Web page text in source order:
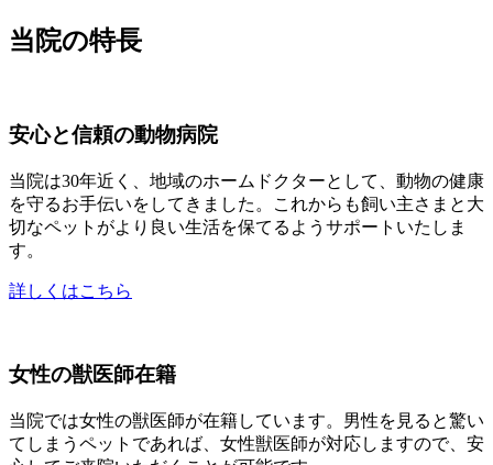
当院の特長
安心と信頼の動物病院
当院は30年近く、地域のホームドクターとして、動物の健康
を守るお手伝いをしてきました。これからも飼い主さまと大
切なペットがより良い生活を保てるようサポートいたしま
す。
詳しくはこちら
女性の獣医師在籍
当院では女性の獣医師が在籍しています。男性を見ると驚い
てしまうペットであれば、女性獣医師が対応しますので、安